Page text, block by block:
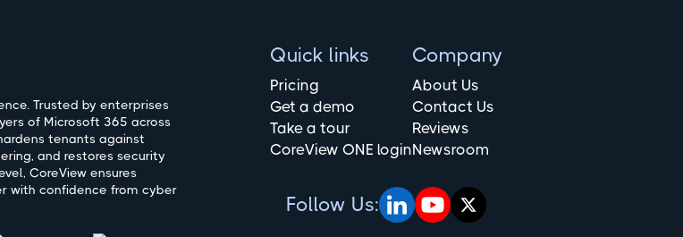
Trusted by enterprises
of Microsoft 365 across
tenants against
and restores security
CoreView ensures
with confidence from cyber
Quick links
Pricing
Get a demo
Take a tour
CoreView ONE login
Company
About Us
Contact Us
Reviews
Newsroom
Follow Us: